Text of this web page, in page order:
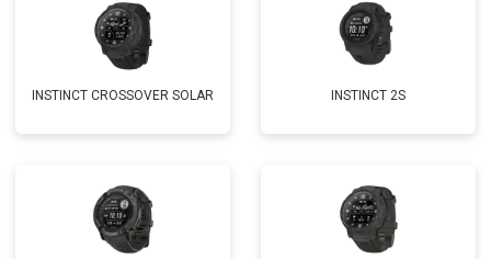
INSTINCT CROSSOVER SOLAR INSTINCT 2S